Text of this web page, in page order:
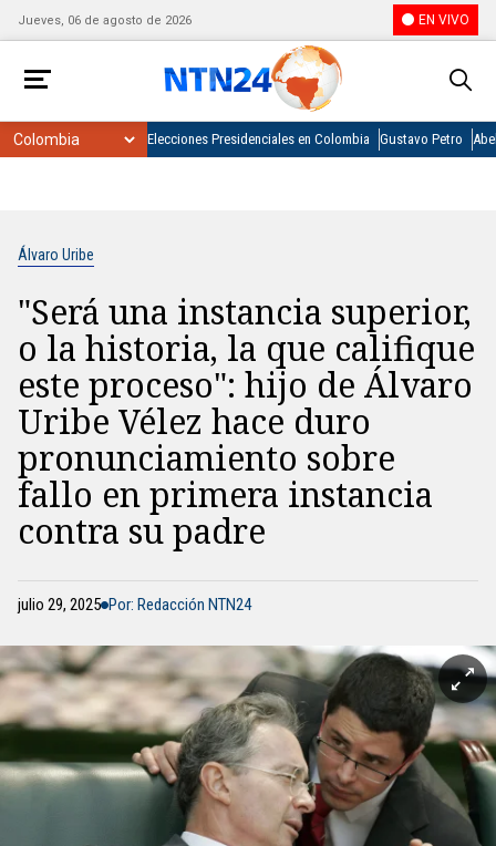
Jueves, 06 de agosto de 2026 EN VIVO
Elecciones Presidenciales en Colombia Gustavo Petro
Álvaro Uribe
"Será una instancia superior,
o la historia, la que califique
este proceso": hijo de Álvaro
Uribe Vélez hace duro
pronunciamiento sobre
fallo en primera instancia
contra su padre
julio 29, 2025 Por: Redacción NTN24